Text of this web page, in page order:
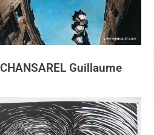
CHANSAREL Guillaume